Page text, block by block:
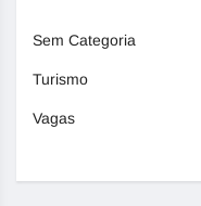
Sem Categoria
Turismo
Vagas